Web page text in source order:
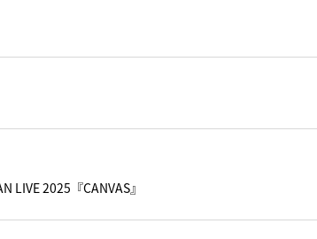
LIVE 2025『CANVAS』